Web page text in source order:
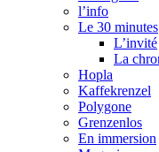
l’info
Le 30 minutes
L’invité
La
Hopla
Kaffekrenzel
Polygone
Grenzenlos
En immersion